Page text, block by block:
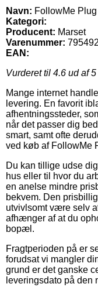
Navn: FollowMe
Kategori:
Producent: Marset
Varenummer:
EAN:
Vurderet til 4.6 ud af
Mange internet
levering. En favorit
afhentningssteder,
når det passer dig
smart, samt ofte
ved køb af FollowMe
Du kan tillige udse
hus eller til hvor du
en anelse mindre
bekvem. Den
utvivlsomt være selv
afhænger af at du
bopæl.
Fragtperioden på er
forudsat vi mangler
grund er det ganske
leveringsdato på den